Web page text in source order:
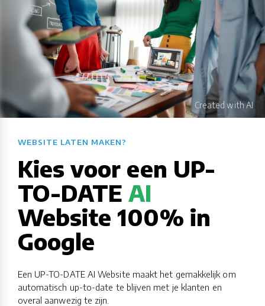
WEBSITE LATEN MAKEN?​​​​​​​​​​​​​​
Kies voor een UP-
TO-DATE AI
Website 100% in
Google
Een UP-TO-DATE AI Website maakt het gemakkelijk om
automatisch up-to-date te blijven met je klanten en
overal aanwezig te zijn.